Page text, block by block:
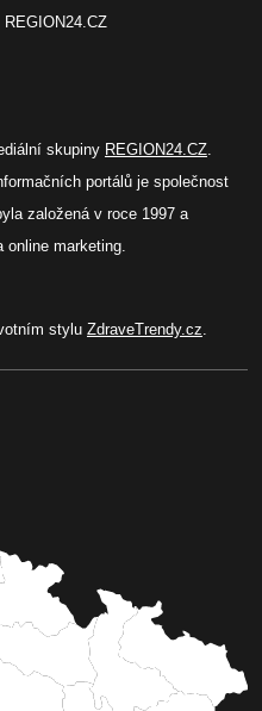
REGION24.CZ
skupiny REGION24.CZ
portálů je společnost
založená v roce 1997 a
marketing.
stylu ZdraveTrendy.cz